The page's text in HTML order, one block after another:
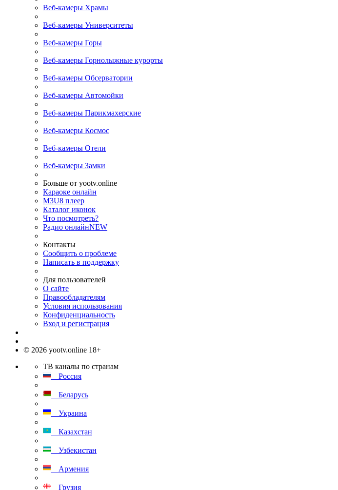
Веб-камеры Храмы
Веб-камеры Университеты
Веб-камеры Горы
Веб-камеры Горнолыжные курорты
Веб-камеры Обсерватории
Веб-камеры Автомойки
Веб-камеры Парикмахерские
Веб-камеры Космос
Веб-камеры Отели
Веб-камеры Замки
Больше от yootv.online
Караоке онлайн
M3U8 плеер
Каталог иконок
Что посмотреть?
Радио онлайнNEW
Контакты
Сообщить о проблеме
Написать в поддержку
Для пользователей
О сайте
Правообладателям
Условия использования
Конфиденциальность
Вход и регистрация
© 2026 yootv.online 18+
ТВ каналы по странам
Россия
Беларусь
Украина
Казахстан
Узбекистан
Армения
Грузия